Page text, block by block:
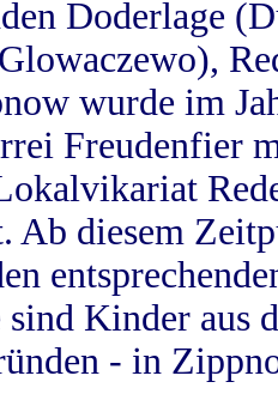
Doderlage
wurde im
Freudenfier
Ab diesem
sind Kinder aus
- in